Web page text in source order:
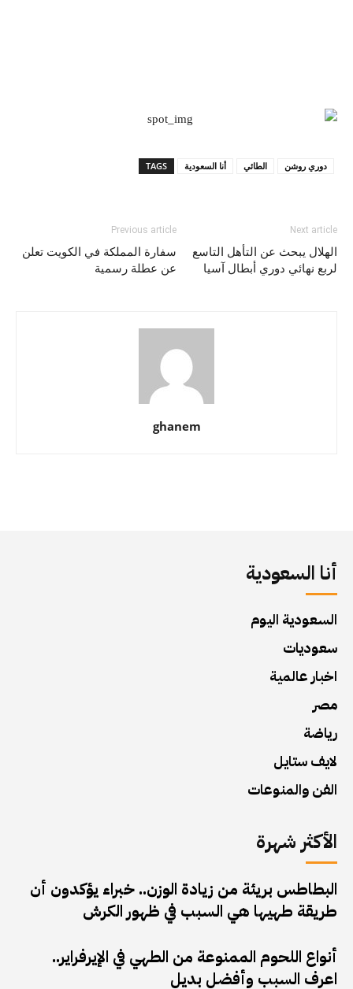
TAGS أنا السعودية الطائي دوري روشن
Previous article
سفارة المملكة في الكويت تعلن
عن عطلة رسمية
Next article
الهلال يبحث عن التأهل التاسع
لربع نهائي دوري أبطال آسيا
ghanem
أنا السعودية
السعودية اليوم
سعوديات
اخبار عالمية
مصر
رياضة
لايف ستايل
الفن والمنوعات
الأكثر شهرة
البطاطس بريئة من زيادة الوزن.. خبراء يؤكدون أن
طريقة طهيها هي السبب في ظهور الكرش
أنواع اللحوم الممنوعة من الطهي في الإيرفراير..
اعرف السبب وأفضل بديل